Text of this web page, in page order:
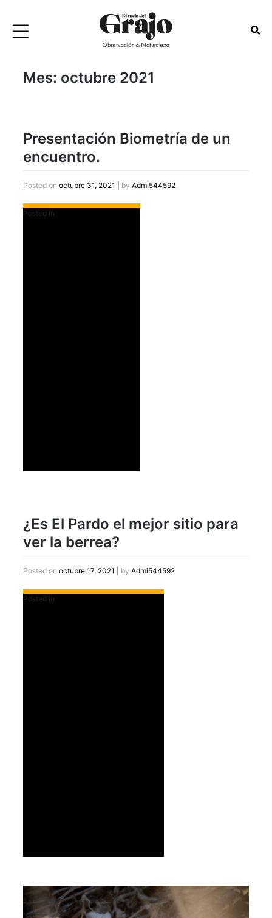
Mes: octubre 2021
Presentación Biometría de un
encuentro.
Posted on octubre 31, 2021 by Admi544592
Posted in
¿Es El Pardo el mejor sitio para
ver la berrea?
Posted on octubre 17, 2021 by Admi544592
Posted in